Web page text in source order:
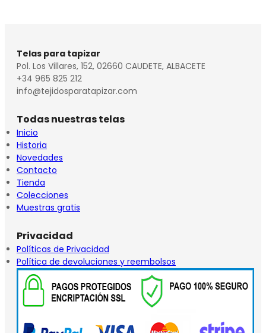
Telas para tapizar
Pol. Los Villares, 152, 02660 CAUDETE, ALBACETE
+34 965 825 212
info@tejidosparatapizar.com
Todas nuestras telas
Inicio
Historia
Novedades
Contacto
Tienda
Colecciones
Muestras gratis
Privacidad
Políticas de Privacidad
Política de devoluciones y reembolsos